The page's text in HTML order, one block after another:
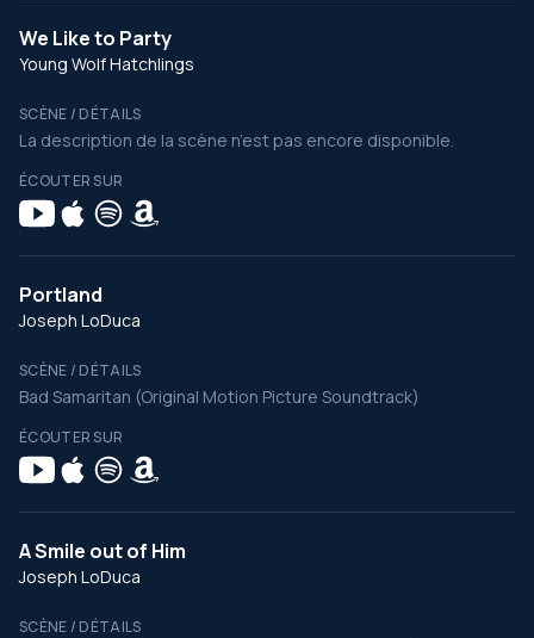
We Like to Party
Young Wolf Hatchlings
SCÈNE / DÉTAILS
La description de la scène n’est pas encore disponible.
ÉCOUTER SUR
Portland
Joseph LoDuca
SCÈNE / DÉTAILS
Bad Samaritan (Original Motion Picture Soundtrack)
ÉCOUTER SUR
A Smile out of Him
Joseph LoDuca
SCÈNE / DÉTAILS